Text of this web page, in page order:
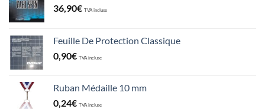
36,90€ TVA incluse
Feuille De Protection Classique
0,90€ TVA incluse
Ruban Médaille 10 mm
0,24€ TVA incluse